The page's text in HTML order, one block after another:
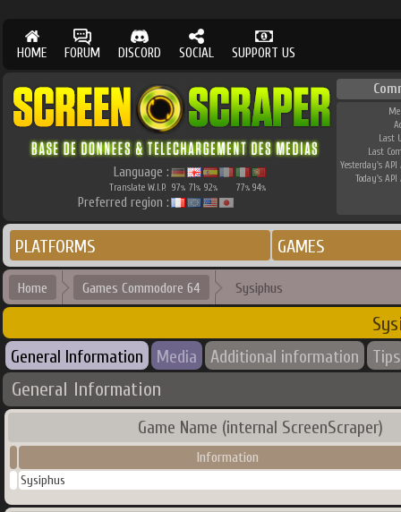
HOME FORUM DISCORD SOCIAL SUPPORT US
Language :
Translate W.I.P. 97% 71% 92% 77% 94%
Preferred region :
Last
Last
Yesterday's API
Today's API
PLATFORMS GAMES
Home Games Commodore 64 Sysiphus
General Information Media Additional information Tips
General Information
Game Name (internal ScreenScraper)
Information
Sysiphus